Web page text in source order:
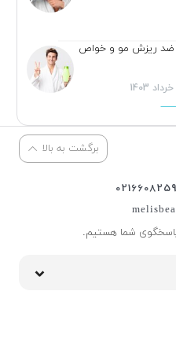
ضد ریزش مو و خواص
برگشت به بالا